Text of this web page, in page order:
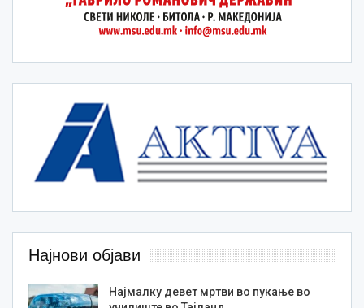
Најнови објави
Најмалку девет мртви во пукање во